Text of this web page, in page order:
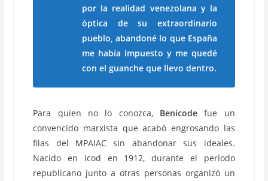
por la realidad venezolana y la
óptica de su extraordinario
pueblo, abandoné lo que España
me había impuesto y me quedé
con el guanche que llevo dentro.
Para quien no lo conozca, Benicode fue un
convencido marxista que acabó engrosando las
filas del MPAIAC sin abandonar sus ideales.
Nacido en Icod en 1912, durante el periodo
republicano junto a otras personas organizó un